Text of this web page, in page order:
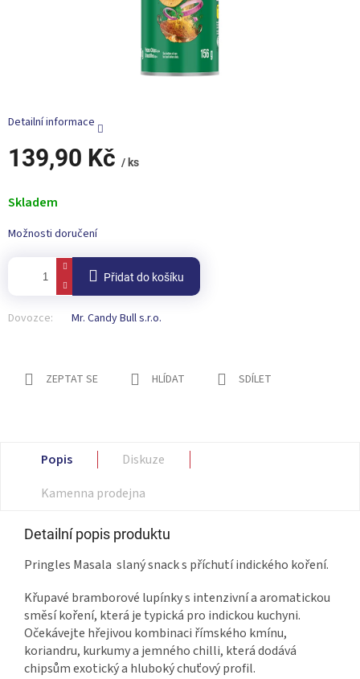
139,90 Kč / ks
cena:
Skladem
Možnosti doručení
Přidat do košíku
Dovozce: Mr. Candy Bull s.r.o.
Detailní informace
ZEPTAT SE HLÍDAT SDÍLET
Popis
Diskuze
Kamenna prodejna
Detailní popis produktu
Pringles Masala slaný snack s příchutí indického koření.
Křupavé bramborové lupínky s intenzivní a aromatickou
směsí koření, která je typická pro indickou kuchyni.
Očekávejte hřejivou kombinaci římského kmínu,
koriandru, kurkumy a jemného chilli, která dodává
chipsům exotický a hluboký chuťový profil.